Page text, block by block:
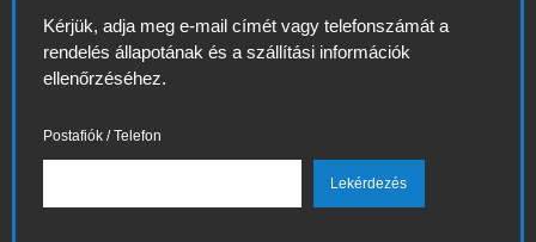
Kérjük, adja meg e-mail címét vagy telefonszámát a
rendelés állapotának és a szállítási információk
ellenőrzéséhez.
Postafiók / Telefon